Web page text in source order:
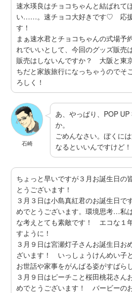
速水瑛良はチョコちゃんと結ばれて
い……。速チョコ大好きです♡ 応
す！
まぁ速水君とチョコちゃんの式場予
れでいいとして、今回のグッズ販売
販売はしないんですか？ 大阪と東
ちだと家族旅行になっちゃうのでそ
ろしく！
石崎
あ、やっぱり、POP
か。
ごめんなさい。ぼくに
なるといいんですけど！
ちょっと早いですが３月お誕生日の
とうございます！
３月３日は小島真紅君のお誕生日
めでとうございます。環境思考…私
な考えとても素敵です！ エコな１
すように！
３月９日は宮瀬灯子さんお誕生日お
ざいます！ いっしょうけんめい子
お世話や家事をがんばる姿がすばら
３月９日はピーチこと桜田桃花さん
めでとうございます！ バービーの